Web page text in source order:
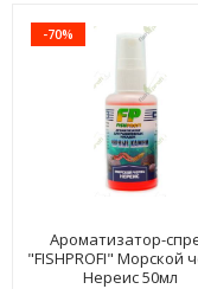
-70%
Ароматизатор-
"FISHPROFI" Морской
Нереис 50мл